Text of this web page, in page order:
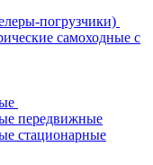
погрузчики)
самоходные с
передвижные
стационарные